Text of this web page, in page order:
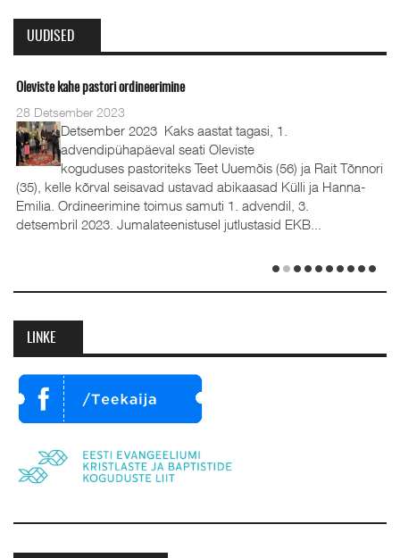
UUDISED
Oleviste kahe pastori ordineerimine
28 Detsember 2023
Detsember 2023 Kaks aastat tagasi, 1.
advendipühapäeval seati Oleviste
koguduses pastoriteks Teet Uuemõis (56) ja Rait Tõnnori
(35), kelle kõrval seisavad ustavad abikaasad Külli ja Hanna-
Emilia. Ordineerimine toimus samuti 1. advendil, 3.
detsembril 2023. Jumalateenistusel jutlustasid EKB...
LINKE